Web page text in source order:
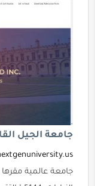
جامعة الجيل
جامعة عالمية مقرها